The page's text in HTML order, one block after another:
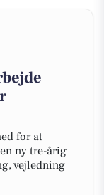
for at
ny tre-årig
vejledning